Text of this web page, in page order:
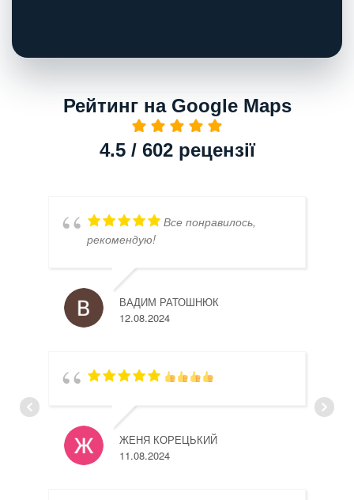
Рейтинг на Google Maps
4.5 / 602 рецензії
Все понравилось,
рекомендую!
ВАДИМ РАТОШНЮК
12.08.2024
ЖЕНЯ КОРЕЦЬКИЙ
11.08.2024